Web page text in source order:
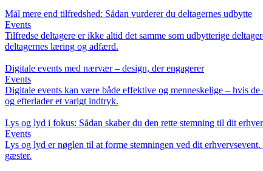
Mål mere end tilfredshed: Sådan vurderer du deltagernes udbytte
Events
Tilfredse deltagere er ikke altid det samme som udbytterige
deltagernes læring og adfærd.
Digitale events med nærvær – design, der engagerer
Events
Digitale events kan være både effektive og menneskelige – hvis
og efterlader et varigt indtryk.
Lys og lyd i fokus: Sådan skaber du den rette stemning til dit
Events
Lys og lyd er nøglen til at forme stemningen ved dit
gæster.